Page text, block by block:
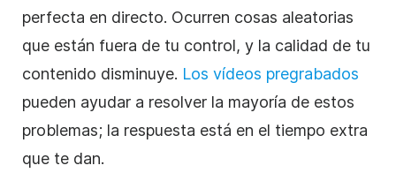
perfecta en directo. Ocurren cosas aleatorias
que están fuera de tu control, y la calidad de tu
contenido disminuye. Los vídeos pregrabados
pueden ayudar a resolver la mayoría de estos
problemas; la respuesta está en el tiempo extra
que te dan.